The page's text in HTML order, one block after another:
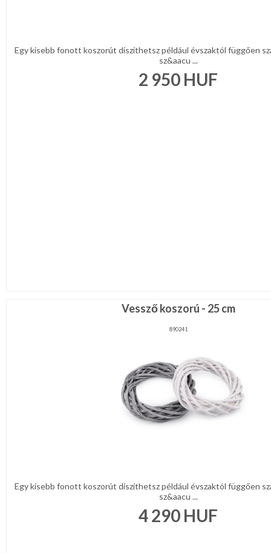
Egy kisebb fonott koszorút díszíthetsz például évszaktól függően
sz&aacu ...
2 950 HUF
Vessző koszorú - 25 cm
890241
Egy kisebb fonott koszorút díszíthetsz például évszaktól függően
sz&aacu ...
4 290 HUF